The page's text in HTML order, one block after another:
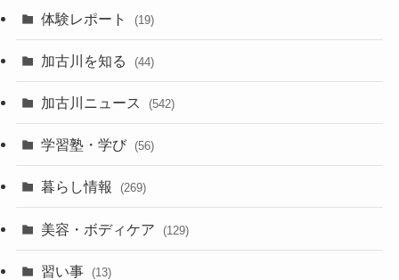
体験レポート (19)
加古川を知る (44)
加古川ニュース (542)
学習塾・学び (56)
暮らし情報 (269)
美容・ボディケア (129)
習い事 (13)